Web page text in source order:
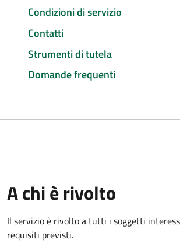
Condizioni di servizio
Contatti
Strumenti di tutela
Domande frequenti
A chi è rivolto
Il servizio è rivolto a tutti i soggetti
requisiti previsti.